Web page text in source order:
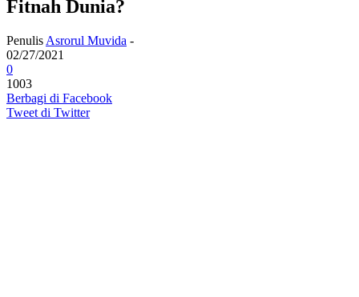
Fitnah Dunia?
Penulis Asrorul Muvida -
02/27/2021
0
1003
Berbagi di Facebook
Tweet di Twitter